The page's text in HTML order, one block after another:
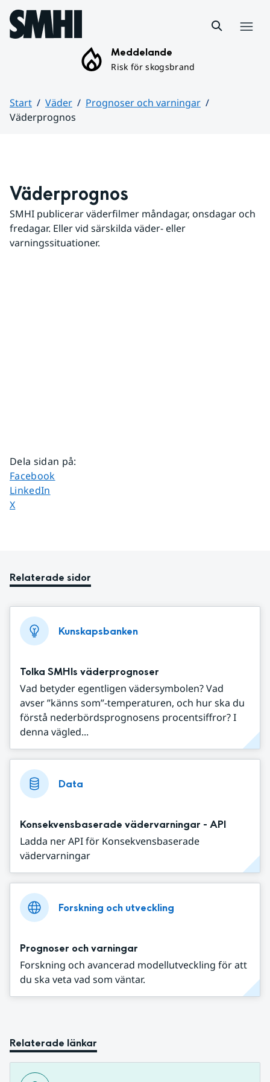
Hoppa till sidans innehåll
Meddelande
Risk för skogsbrand
Start Väder
Prognoser och varningar
Väderprognos
Väderprognos
SMHI publicerar väderfilmer måndagar, onsdagar och
fredagar. Eller vid särskilda väder- eller
varningssituationer.
Dela sidan på:
Dela sidan på
Facebook
Dela sidan på
LinkedIn
Dela sidan på
X
Relaterade sidor
Kunskapsbanken
Tolka SMHIs väderprognoser
Vad betyder egentligen vädersymbolen? Vad
avser ”känns som”-temperaturen, och hur ska du
förstå nederbördsprognosens procentsiffror? I
denna vägled...
Data
Konsekvensbaserade vädervarningar - API
Ladda ner API för Konsekvensbaserade
vädervarningar
Forskning och utveckling
Prognoser och varningar
Forskning och avancerad modellutveckling för att
du ska veta vad som väntar.
Relaterade länkar